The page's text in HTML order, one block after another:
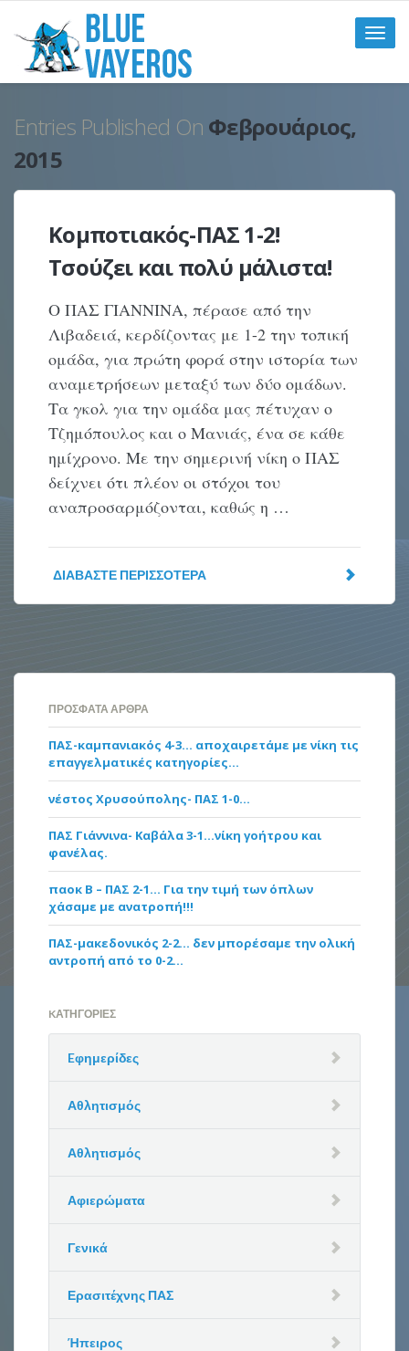
Toggle
Entries Published On Φεβρουάριος,
2015
Κομποτιακός-ΠΑΣ 1-2!
Τσούζει και πολύ μάλιστα!
Ο ΠΑΣ ΓΙΑΝΝΙΝΑ, πέρασε από την
Λιβαδειά, κερδίζοντας με 1-2 την τοπική
ομάδα, για πρώτη φορά στην ιστορία των
αναμετρήσεων μεταξύ των δύο ομάδων.
Τα γκολ για την ομάδα μας πέτυχαν ο
Τζημόπουλος και ο Μανιάς, ένα σε κάθε
ημίχρονο. Με την σημερινή νίκη ο ΠΑΣ
δείχνει ότι πλέον οι στόχοι του
αναπροσαρμόζονται, καθώς η …
ΔΙΑΒΆΣΤΕ ΠΕΡΙΣΣΌΤΕΡΑ
ΠΡΌΣΦΑΤΑ ΆΡΘΡΑ
ΠΑΣ-καμπανιακός 4-3… αποχαιρετάμε με νίκη τις
επαγγελματικές κατηγορίες…
νέστος Χρυσούπολης- ΠΑΣ 1-0…
ΠΑΣ Γιάννινα- Καβάλα 3-1…νίκη γοήτρου και
φανέλας.
παοκ Β – ΠΑΣ 2-1… Για την τιμή των όπλων
χάσαμε με ανατροπή!!!
ΠΑΣ-μακεδονικός 2-2… δεν μπορέσαμε την ολική
αντροπή από το 0-2…
KΑΤΗΓΟΡΊΕΣ
Eφημερίδες
Αθλητισμός
Αθλητισμός
Αφιερώματα
Γενικά
Ερασιτέχνης ΠΑΣ
Ήπειρος